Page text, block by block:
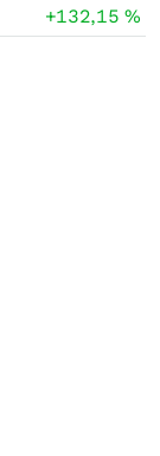
+132,15%